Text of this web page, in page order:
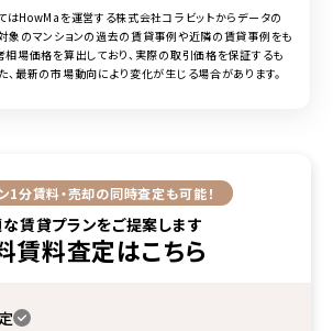
HowMaを運営する株式会社コラビットからデータの
象のマンションの過去の賃貸事例や近隣の賃貸事例をも
場価格を算出しており、実際の取引価格を保証するも
、最新の市場動向により変化が生じる場合があります。
1分賃料・売却の同時査定も可能！
賃貸プランをご提案します
賃料査定はこちら